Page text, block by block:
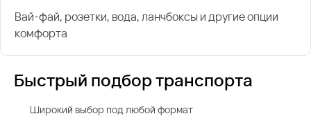
Вай-фай, розетки, вода, ланчбоксы и другие опции
комфорта
Быстрый подбор транспорта
Широкий выбор под любой формат